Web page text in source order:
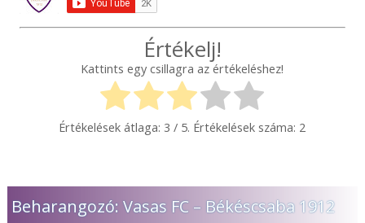
Értékelj!
Kattints egy csillagra az értékeléshez!
Értékelések átlaga: 3 / 5. Értékelések száma: 2
Beharangozó: Vasas FC – Békéscsaba 1912